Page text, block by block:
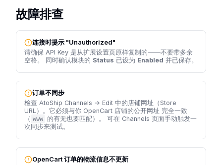
故障排查
连接时提示 "Unauthorized"
请确保 API Key 是从扩展设置页原样复制的——不要带多余
空格。 同时确认模块的 Status 已设为 Enabled 并已保存。
订单不同步
检查 AtoShip Channels → Edit 中的店铺网址（Store
URL）。它必须与你 OpenCart 店铺的公开网址 完全一致
（ www
的有无也要匹配）。 可在 Channels 页面手动触发一
次同步来测试。
OpenCart 订单的物流信息不更新